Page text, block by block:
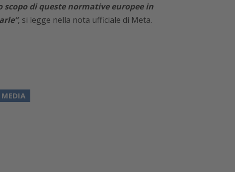
di queste normative europee in
, si legge nella nota ufficiale di Meta.